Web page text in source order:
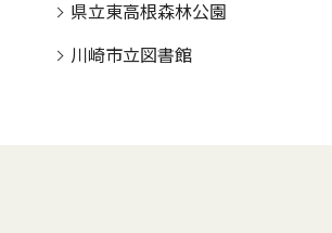
県立東高根森林公園
川崎市立図書館